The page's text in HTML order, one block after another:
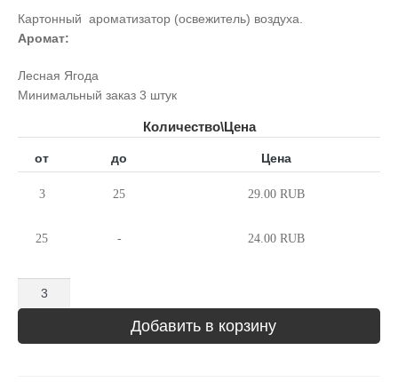
Картонный ароматизатор (освежитель) воздуха.
Аромат:
Лесная Ягода
Минимальный заказ 3 штук
Количество\Цена
от до Цена
3 25 29.00 RUB
25 - 24.00 RUB
Количество
Добавить в корзину